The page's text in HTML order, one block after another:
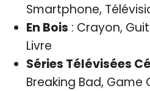
Smartphone,
En Bois : Crayon,
Livre
Séries Télévisées
Breaking Bad, Game